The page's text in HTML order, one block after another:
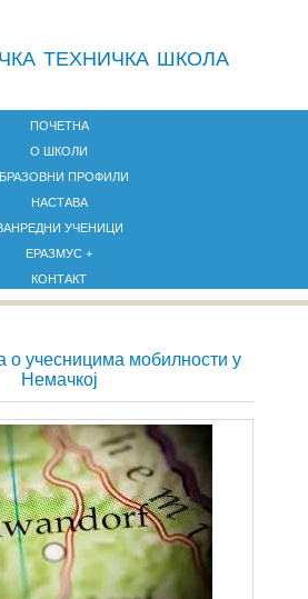
техничка школа
ПОЧЕТНА
О ШКОЛИ
ПРОФИЛИ
НАСТАВА
УЧЕНИЦИ
ЕРАЗМУС +
КОНТАКТ
о учесницима мобилности у
Немачкој